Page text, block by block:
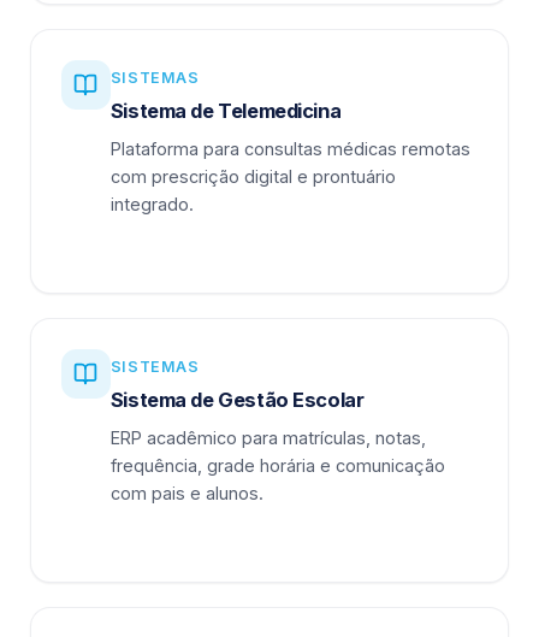
SISTEMAS
Sistema de Telemedicina
Plataforma para consultas médicas remotas
com prescrição digital e prontuário
integrado.
SISTEMAS
Sistema de Gestão Escolar
ERP acadêmico para matrículas, notas,
frequência, grade horária e comunicação
com pais e alunos.